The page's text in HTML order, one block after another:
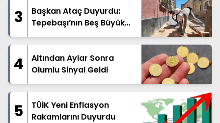
3
Başkan Ataç Duyurdu:
Tepebaşı’nın Beş Büyük
Mahallesinde Geniş
Başladı
4
Altından Aylar Sonra
Olumlu Sinyal Geldi
5
TÜİK Yeni Enflasyon
Rakamlarını Duyurdu